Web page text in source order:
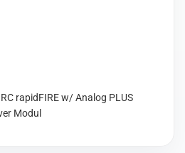
rapidFIRE w/ Analog PLUS
Modul